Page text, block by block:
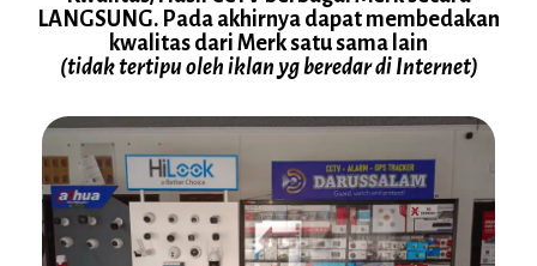
LANGSUNG. Pada akhirnya dapat membedakan
kwalitas dari Merk satu sama lain
(tidak tertipu oleh iklan yg beredar di Internet)